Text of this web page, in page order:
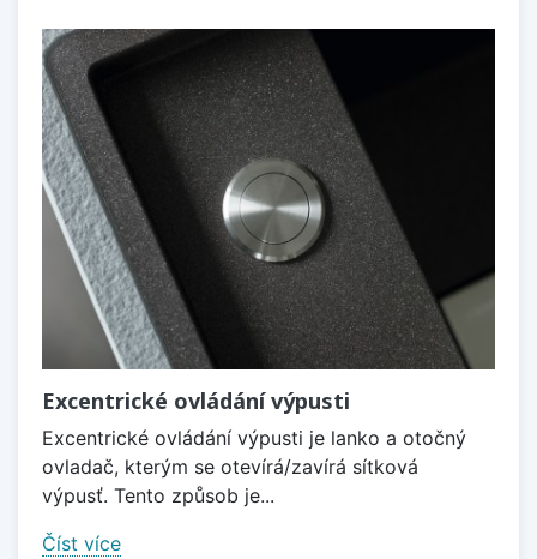
Excentrické ovládání výpusti
Excentrické ovládání výpusti je lanko a otočný
ovladač, kterým se otevírá/zavírá sítková
výpusť. Tento způsob je...
Číst více